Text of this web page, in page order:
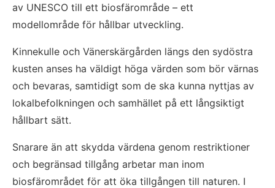
av UNESCO till ett biosfärområde – ett
modellområde för hållbar utveckling.
Kinnekulle och Vänerskärgården längs den sydöstra
kusten anses ha väldigt höga värden som bör värnas
och bevaras, samtidigt som de ska kunna nyttjas av
lokalbefolkningen och samhället på ett långsiktigt
hållbart sätt.
Snarare än att skydda värdena genom restriktioner
och begränsad tillgång arbetar man inom
biosfärområdet för att öka tillgången till naturen. I